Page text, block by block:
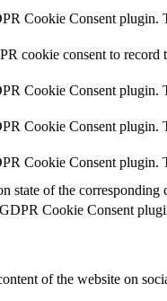
Cookie Consent plugin.
cookie consent to
Cookie Consent plugin.
Cookie Consent plugin.
Cookie Consent plugin.
state of the
Cookie Consent
of the website on